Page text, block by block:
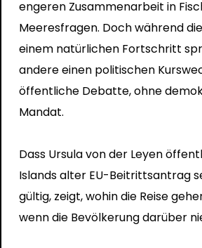
engeren Zusammenarbeit in
Meeresfragen. Doch während
einem natürlichen Fortschritt
andere einen politischen
öffentliche Debatte, ohne
Mandat.
Dass Ursula von der Leyen
Islands alter EU-Beitrittsantrag
gültig, zeigt, wohin die Reise
wenn die Bevölkerung darüber